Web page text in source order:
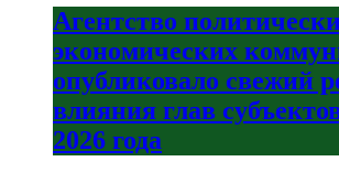
Агентство
экономических
опубликовало свежий
влияния глав
2026 года